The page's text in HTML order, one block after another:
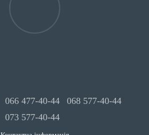
066 477-40-44
068 577-40-44
073 577-40-44